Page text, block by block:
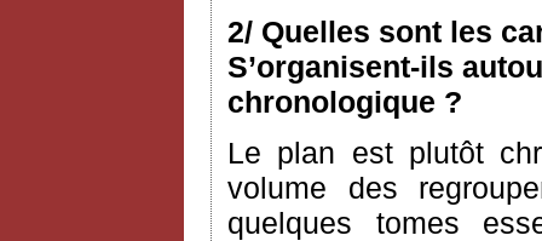
2/ Quelles sont les
S’organisent-ils
chronologique ?
Le plan est plutôt
volume des
quelques tomes